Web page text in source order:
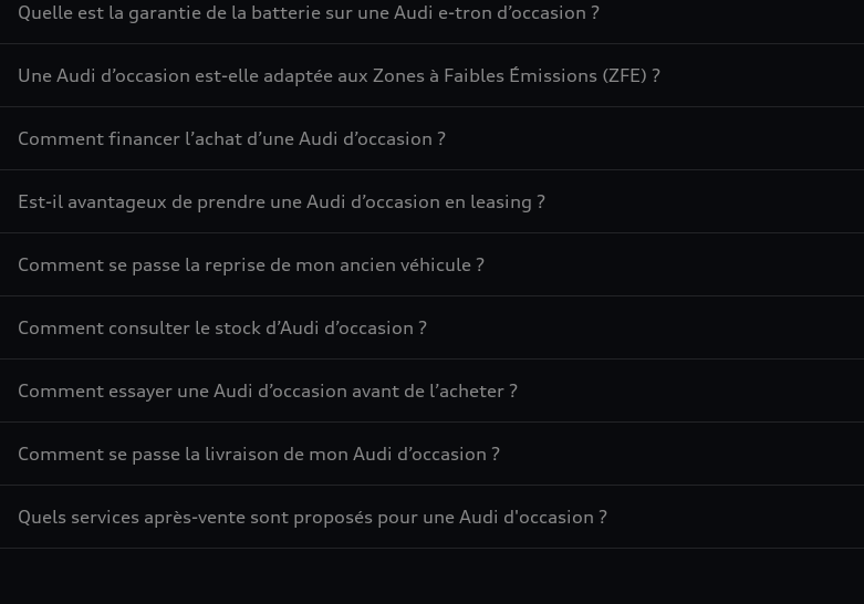
Quelle est la garantie de la batterie sur une Audi e-tron d’occasion ?
Une Audi d’occasion est-elle adaptée aux Zones à Faibles Émissions (ZFE) ?
Comment financer l’achat d’une Audi d’occasion ?
Est-il avantageux de prendre une Audi d’occasion en leasing ?
Comment se passe la reprise de mon ancien véhicule ?
Comment consulter le stock d’Audi d’occasion ?
Comment essayer une Audi d’occasion avant de l’acheter ?
Comment se passe la livraison de mon Audi d’occasion ?
Quels services après-vente sont proposés pour une Audi d'occasion ?